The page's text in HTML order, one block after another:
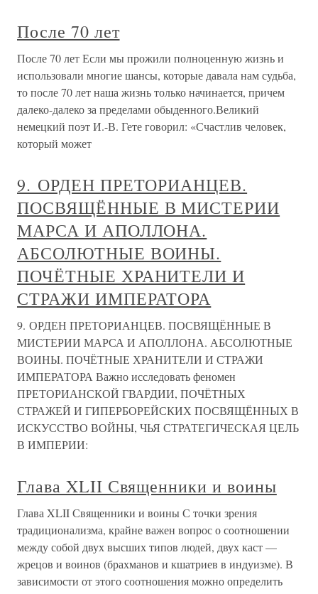
После 70 лет
После 70 лет Если мы прожили полноценную жизнь и
использовали многие шансы, которые давала нам судьба,
то после 70 лет наша жизнь только начинается, причем
далеко-далеко за пределами обыденного.Великий
немецкий поэт И.-В. Гете говорил: «Счастлив человек,
который может
9. ОРДЕН ПРЕТОРИАНЦЕВ.
ПОСВЯЩЁННЫЕ В МИСТЕРИИ
МАРСА И АПОЛЛОНА.
АБСОЛЮТНЫЕ ВОИНЫ.
ПОЧЁТНЫЕ ХРАНИТЕЛИ И
СТРАЖИ ИМПЕРАТОРА
9. ОРДЕН ПРЕТОРИАНЦЕВ. ПОСВЯЩЁННЫЕ В
МИСТЕРИИ МАРСА И АПОЛЛОНА. АБСОЛЮТНЫЕ
ВОИНЫ. ПОЧЁТНЫЕ ХРАНИТЕЛИ И СТРАЖИ
ИМПЕРАТОРА Важно исследовать феномен
ПРЕТОРИАНСКОЙ ГВАРДИИ, ПОЧЁТНЫХ
СТРАЖЕЙ И ГИПЕРБОРЕЙСКИХ ПОСВЯЩЁННЫХ В
ИСКУССТВО ВОЙНЫ, ЧЬЯ СТРАТЕГИЧЕСКАЯ ЦЕЛЬ
В ИМПЕРИИ:
Глава XLII Священники и воины
Глава XLII Священники и воины С точки зрения
традиционализма, крайне важен вопрос о соотношении
между собой двух высших типов людей, двух каст —
жрецов и воинов (брахманов и кшатриев в индуизме). В
зависимости от этого соотношения можно определить